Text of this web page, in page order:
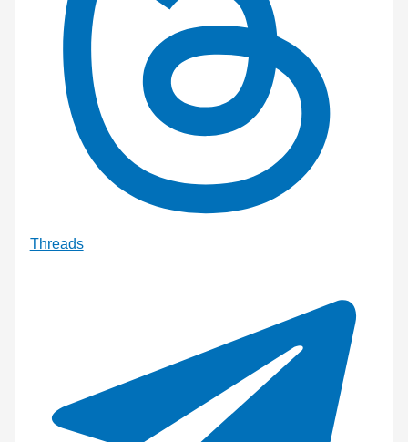
Threads